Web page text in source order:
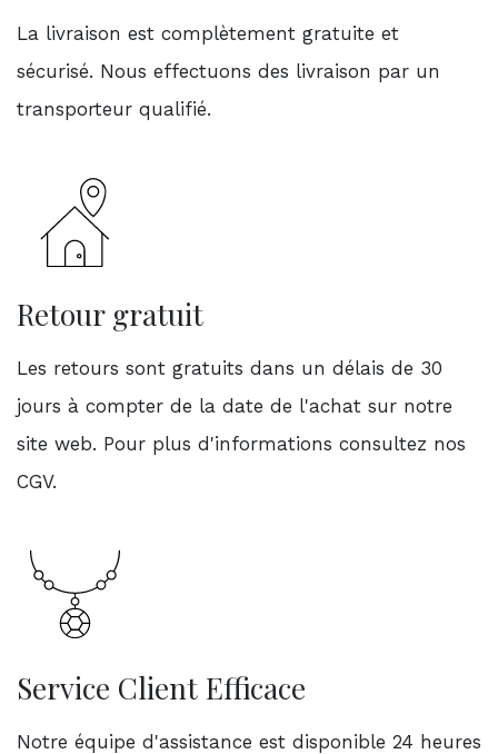
La livraison est complètement gratuite et
sécurisé. Nous effectuons des livraison par un
transporteur qualifié.
Retour gratuit
Les retours sont gratuits dans un délais de 30
jours à compter de la date de l'achat sur notre
site web. Pour plus d'informations consultez nos
CGV.
Service Client Efficace
Notre équipe d'assistance est disponible 24 heures